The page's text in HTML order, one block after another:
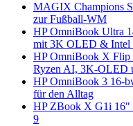
MAGIX Champions
zur Fußball-WM
HP OmniBook Ultra
mit 3K OLED & Intel
HP OmniBook X Flip
Ryzen AI, 3K-OLED
HP OmniBook 3 16-
für den Alltag
HP ZBook X G1i
9